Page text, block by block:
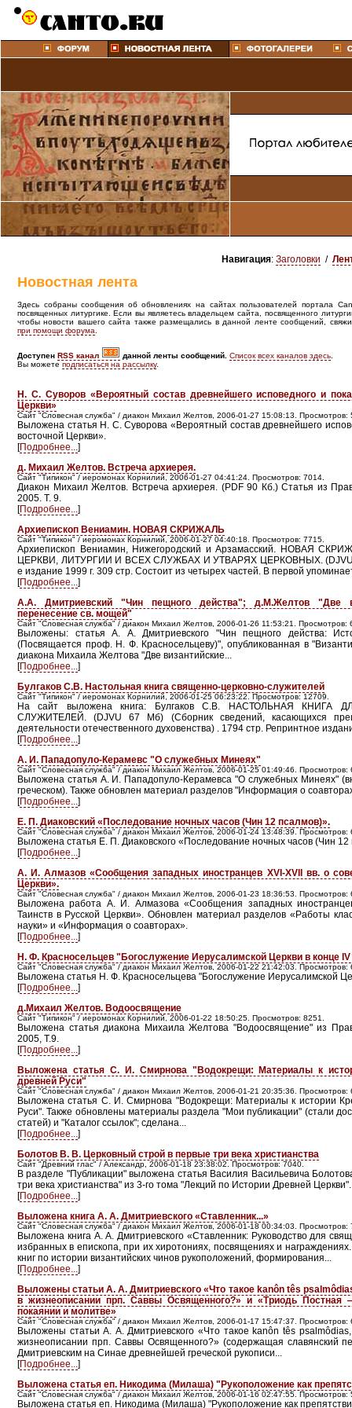
Навигация: Заголовки /
Новостная лента
Здесь собраны сообщения об обновлениях на сайтах пользователей портала
посвященных литургике. Если вы являетесь владельцем сайта, посвященного
чтобы новости вашего сайта также размещались в данной ленте сообщений,
при помощи форума
Доступен RSS канал данной ленты сообщений. Список всех каналов здесь
Вы можете подписаться на рассылку.
Н. С. Суворов «Вероятный состав древнейшего исповедного и
Церкви»
Сайт "Словесная служба" / диакон Михаил Желтов, 2006-01-27 15:08:13. Просмотров:
Выложена статья Н. С. Суворова «Вероятный состав древнейшего
восточной Церкви».
[Подробнее...]
д. Михаил Желтов. Встреча архиерея.
Сайт "Типикон" / иеромонах Корнилий, 2006-01-27 04:41:24. Просмотров: 7014.
Диакон Михаил Желтов. Встреча архиерея. (PDF 90 Кб.) Статья из
2005. Т. 9.
[Подробнее...]
Архиепископ Вениамин. НОВАЯ СКРИЖАЛЬ
Сайт "Типикон" / иеромонах Корнилий, 2006-01-27 04:40:18. Просмотров: 7715.
Архиепископ Вениамин, Нижегородский и Арзамасский. НОВАЯ
ЦЕРКВИ, ЛИТУРГИИ И ВСЕХ СЛУЖБАХ И УТВАРЯХ ЦЕРКОВНЫХ. (DJVU
е издание 1999 г. 309 стр. Состоит из четырех частей. В первой
[Подробнее...]
А.А. Дмитриевский "Чин пещного действа"; д.М.Желтов "Две
перенесение св. мощей"
Сайт "Словесная служба" / диакон Михаил Желтов, 2006-01-26 11:53:21. Просмотров:
Выложены: статья А. А. Дмитриевского "Чин пещного действа:
(Посвящается проф. Н. Ф. Красносельцеву)", опубликованная в
диакона Михаила Желтова "Две византийские...
[Подробнее...]
Булгаков С.В. Настольная книга священно-церковно-служителей
Сайт "Типикон" / иеромонах Корнилий, 2006-01-25 06:23:22. Просмотров: 12709.
На сайт выложена книга: Булгаков С.В. НАСТОЛЬНАЯ КНИГА
СЛУЖИТЕЛЕЙ. (DJVU 67 Мб) (Сборник сведений, касающихся
деятельности отечественного духовенства) . 1794 стр. Репринтное
[Подробнее...]
А. И. Пападопуло-Керамевс "О служебных Минеях"
Сайт "Словесная служба" / диакон Михаил Желтов, 2006-01-25 01:49:46. Просмотров:
Выложена статья А. И. Пападопуло-Керамевса "О служебных Минеях"
греческом). Также обновлен материал разделов "Информация о
[Подробнее...]
Е. П. Диаковский «Последование ночных часов (Чин 12 псалмов)».
Сайт "Словесная служба" / диакон Михаил Желтов, 2006-01-24 13:48:39. Просмотров:
Выложена статья Е. П. Диаковского «Последование ночных часов (Чин 12
[Подробнее...]
А. И. Алмазов «Сообщения западных иностранцев XVI-XVII вв. о
Церкви».
Сайт "Словесная служба" / диакон Михаил Желтов, 2006-01-23 18:36:53. Просмотров:
Выложена работа А. И. Алмазова «Сообщения западных
Таинств в Русской Церкви». Обновлен материал разделов «Работы
науки» и «Информация о соавторах».
[Подробнее...]
Н. Ф. Красносельцев "Богослужение Иерусалимской Церкви в конце
Сайт "Словесная служба" / диакон Михаил Желтов, 2006-01-22 21:42:03. Просмотров:
Выложена статья Н. Ф. Красносельцева "Богослужение Иерусалимской
[Подробнее...]
д.Михаил Желтов. Водоосвящение
Сайт "Типикон" / иеромонах Корнилий, 2006-01-22 18:50:25. Просмотров: 8251.
Выложена статья диакона Михаила Желтова "Водоосвящение" из
2005, Т.9.
[Подробнее...]
Выложена статья С. И. Смирнова "Водокрещи: Материалы к
древней Руси"
Сайт "Словесная служба" / диакон Михаил Желтов, 2006-01-21 20:35:36. Просмотров:
Выложена статья С. И. Смирнова "Водокрещи: Материалы к истории
Руси". Также обновлены материалы раздела "Мои публикации" (стали
статей) и "Каталог ссылок"; сделана...
[Подробнее...]
Болотов В. В. Церковный строй в первые три века христианства
Сайт "Древний глас" / Александр, 2006-01-18 23:38:02. Просмотров: 7040.
В разделе "Публикации" выложена статья Василия Васильевича
три века христианства" из 3-го тома "Лекций по Истории Древней Церкви".
[Подробнее...]
Выложена книга А. А. Дмитриевского «Ставленник...»
Сайт "Словесная служба" / диакон Михаил Желтов, 2006-01-18 00:34:03. Просмотров:
Выложена книга А. А. Дмитриевского «Ставленник: Руководство для
избранных в епископа, при их хиротониях, посвящениях и
книг по истории византийских чинов рукоположений, формирования...
[Подробнее...]
Выложены статьи А. А. Дмитриевского «Что такое kanôn tês
в жизнеописании прп. Саввы Освященного?» и «Триодь Постная
покаянии и молитве»
Сайт "Словесная служба" / диакон Михаил Желтов, 2006-01-17 15:47:37. Просмотров:
Выложены статьи А. А. Дмитриевского «Что такое kanôn tês
жизнеописании прп. Саввы Освященного?» (содержащая славянский
Дмитриевским на Синае древнейшей греческой рукописи...
[Подробнее...]
Выложена статья еп. Никодима (Милаша) "Рукоположение как
Сайт "Словесная служба" / диакон Михаил Желтов, 2006-01-16 02:47:55. Просмотров:
Выложена статья еп. Никодима (Милаша) "Рукоположение как